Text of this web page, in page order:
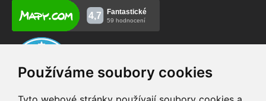
Používáme soubory cookies